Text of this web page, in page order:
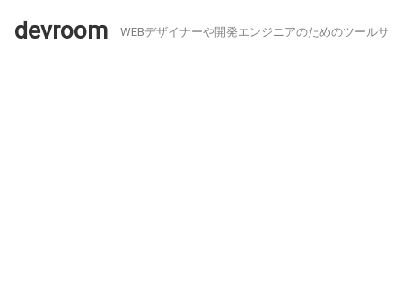
devroom WEBデザイナーや開発エンジニアのためのツールサ